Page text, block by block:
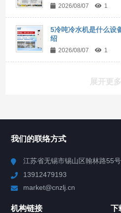
2026/08/07 1
5冷吨冷水机是什么设
绍
2026/08/07 1
展开更
Chiller高精度制冷循环器
我们的联络方式
江苏省无锡市锡山区翰林路55号
13912479193
market@cnzlj.cn
机构链接 下